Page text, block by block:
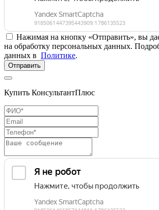
Нажимая на кнопку «Отправить», вы
на обработку персональных данных.
данных в Политике.
Отправить
Купить КонсультантПлюс